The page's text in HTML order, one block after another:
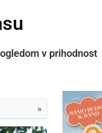
v prihodnost
»